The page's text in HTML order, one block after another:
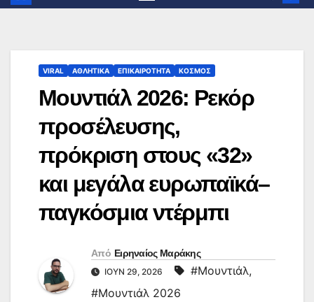
VIRAL ΑΘΛΗΤΙΚΑ ΕΠΙΚΑΙΡΟΤΗΤΑ ΚΟΣΜΟΣ
Μουντιάλ 2026: Ρεκόρ
προσέλευσης,
πρόκριση στους «32»
και μεγάλα ευρωπαϊκά–
παγκόσμια ντέρμπι
Από Ειρηναίος Μαράκης
ΙΟΎΝ 29, 2026 #Μουντιάλ,
#Μουντιάλ 2026